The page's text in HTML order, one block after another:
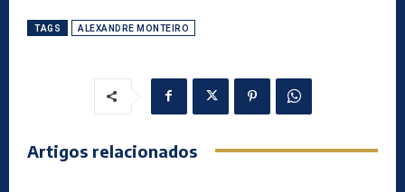
TAGS ALEXANDRE MONTEIRO
Artigos relacionados